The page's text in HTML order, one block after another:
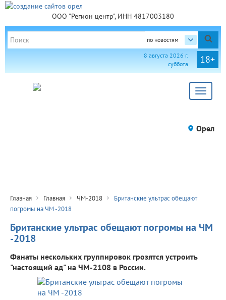
ООО "Регион центр", ИНН 4817003180
по новостям
18+
8 августа 2026 г.
суббота
Toggle
Орел
Главная Главная ЧМ-2018
Британские ультрас обещают
погромы на ЧМ -2018
Британские ультрас обещают погромы на ЧМ
-2018
Фанаты нескольких группировок грозятся устроить
"настоящий ад" на ЧМ-2108 в России.